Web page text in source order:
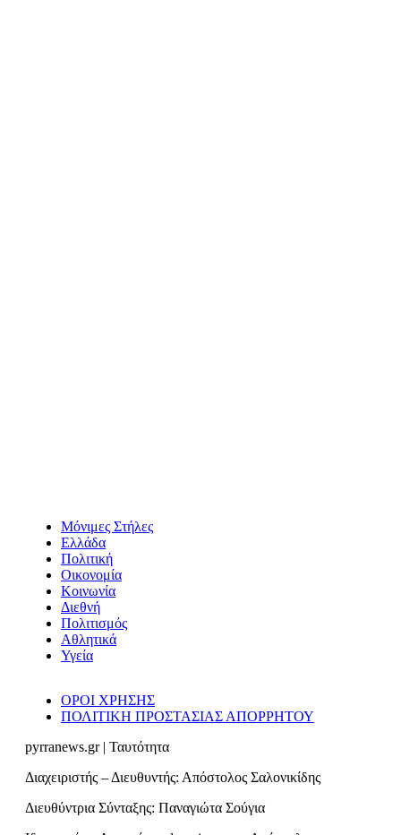
Μόνιμες Στήλες
Ελλάδα
Πολιτική
Οικονομία
Κοινωνία
Διεθνή
Πολιτισμός
Αθλητικά
Υγεία
ΟΡΟΙ ΧΡΗΣΗΣ
ΠΟΛΙΤΙΚΗ ΠΡΟΣΤΑΣΙΑΣ ΑΠΟΡΡΗΤΟΥ
pyrranews.gr | Ταυτότητα
Διαχειριστής – Διευθυντής: Απόστολος Σαλονικίδης
Διευθύντρια Σύνταξης: Παναγιώτα Σούγια